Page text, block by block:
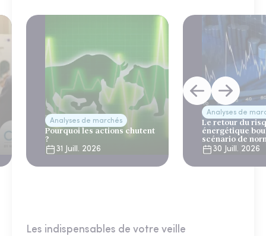
Analyses de marchés
Pourquoi les actions chutent
?
31 Juill. 2026
Analyses de
Le retour du
énergétique
scénario de
30 Juill. 2026
Les indispensables de votre veille